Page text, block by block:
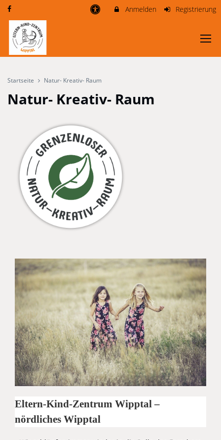
Anmelden Registrierung
Startseite Natur- Kreativ- Raum
Natur- Kreativ- Raum
Eltern-Kind-Zentrum Wipptal –
nördliches Wipptal